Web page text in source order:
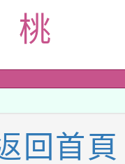
及節水達
福系列
景藝術
度第2次
告(無人
行動站研
度閱讀
業研習
工智慧
桃
回首頁